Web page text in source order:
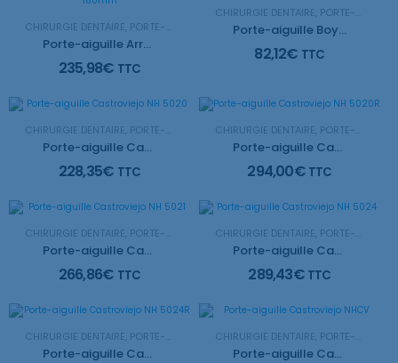
CHIRURGIE DENTAIRE PORTE-AIGUILLE
Porte-aiguille Arruga NH 5022 160mm
235,98€ TTC
CHIRURGIE DENTAIRE PORTE-AIGUILLE
Porte-aiguille Boynton 120mm
82,12€ TTC
CHIRURGIE DENTAIRE PORTE-AIGUILLE
Porte-aiguille Castroviejo NH 5020
228,35€ TTC
CHIRURGIE DENTAIRE PORTE-AIGUILLE
Porte-aiguille Castroviejo NH 5020R
294,00€ TTC
CHIRURGIE DENTAIRE PORTE-AIGUILLE
Porte-aiguille Castroviejo NH 5021
266,86€ TTC
CHIRURGIE DENTAIRE PORTE-AIGUILLE
Porte-aiguille Castroviejo NH 5024
289,43€ TTC
CHIRURGIE DENTAIRE PORTE-AIGUILLE
Porte-aiguille Castroviejo NH 5024R
CHIRURGIE DENTAIRE PORTE-AIGUILLE
Porte-aiguille Castroviejo NHCV